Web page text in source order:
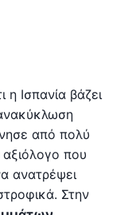
η Ισπανία βάζει
από πολύ
που
ανατρέψει
Στην